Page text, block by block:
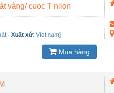
vàng/ cuoc T nilon
-Xuất xứ:Viet nam]
Mua hàng